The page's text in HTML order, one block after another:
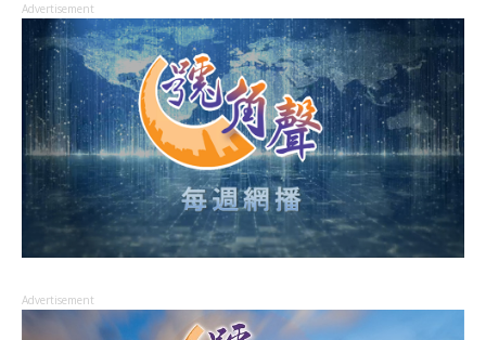
Advertisement
Advertisement